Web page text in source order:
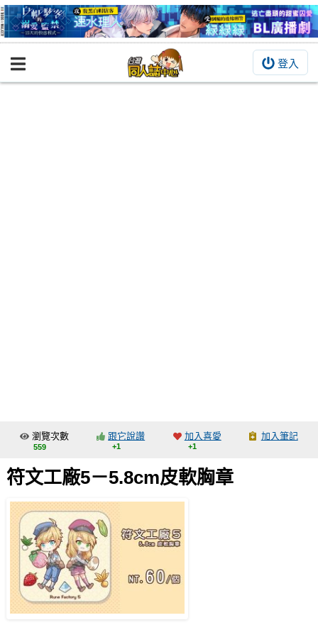
登入
BOOKY書集倉庫
交流中心
攤位轉讓區
會員中心
註冊會員
登入
瀏覽次數
559
跟它說讚
+1
加入喜愛
+1
加入筆記
符文工廠5－5.8cm皮軟胸章